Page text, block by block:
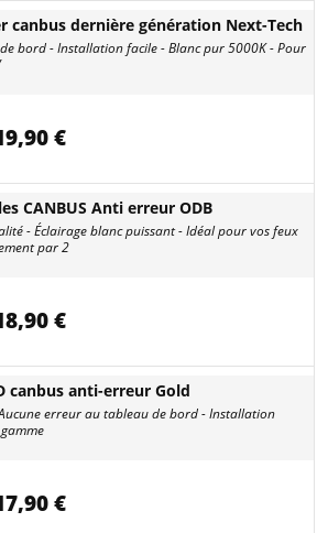
canbus dernière génération Next-Tech
bord - Installation facile - Blanc pur 5000K - Pour
€
CANBUS Anti erreur ODB
- Éclairage blanc puissant - Idéal pour vos feux
par 2
€
canbus anti-erreur Gold
erreur au tableau de bord - Installation
€